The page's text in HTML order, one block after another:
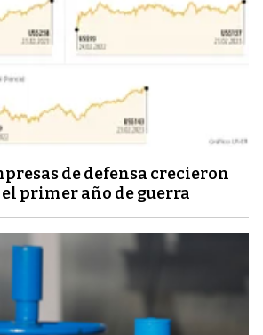
de defensa crecieron
el primer año de guerra